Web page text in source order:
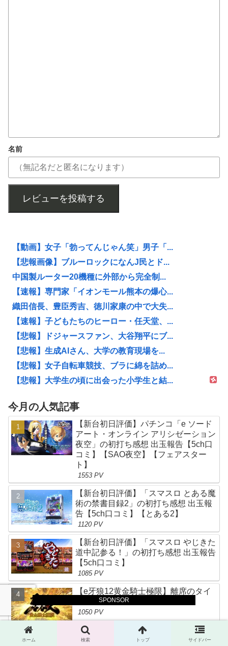
SPONSOR
名前
レビューを投稿する
【動画】女子「勃ってんじゃん笑」男子「...
【悲報画像】ブルーロックになんJ民とド...
中国製ルーター20機種に外部から完全制...
【速報】専門家「イオンモール熊本の爆心...
織田信長、豊臣秀吉、徳川家康の中で大失...
【速報】子どもたちのヒーロー・任天堂、...
【悲報】ドジャースファン、大谷翔平にブ...
【悲報】生成AIさん、大学の教育現場を...
【悲報】女子自転車競技、ブラに綿を詰め...
【悲報】大学生の頃に出会った小学生と結...
今月の人気記事
【新台初日評価】パチンコ「e ソード
アート・オンライン アリシゼーション
夜空」の初打ち感想 出玉報告【5ch口
コミ】【SAO夜空】【フェアスター
ト】
1553 PV
【新台初日評価】「スマスロ とある魔
術の禁書目録2」の初打ち感想 出玉報
告【5ch口コミ】【とある2】
1120 PV
【新台初日評価】「スマスロ やじきた
道中記参る！」の初打ち感想 出玉報告
【5ch口コミ】
1085 PV
【e牙狼12黄金騎士極限】離席のタイ
ミング
1050 PV
【新台評価】パチンコ「eガールズ&パ
ホーム 検索 トップ サイドバー